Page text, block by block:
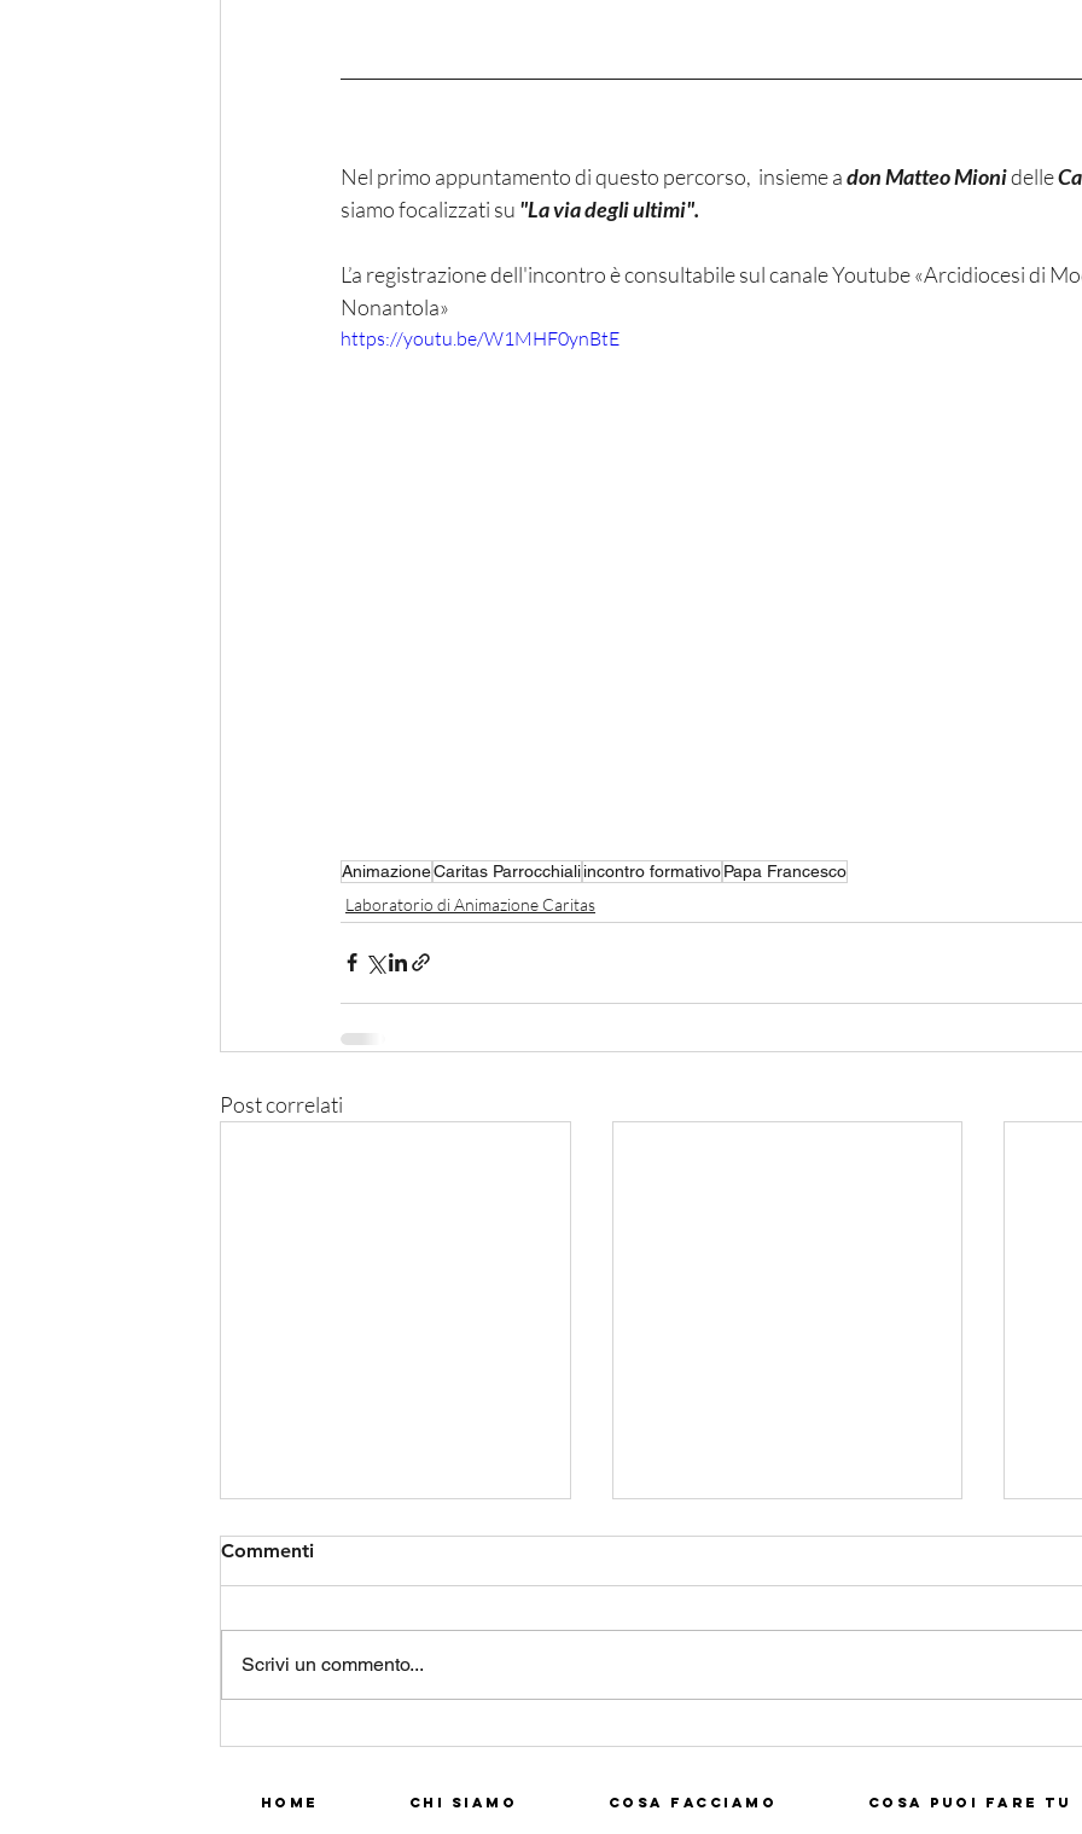
Nel primo appuntamento di questo percorso,  insieme a don Matteo Mioni delle
siamo focalizzati su "La via degli ultimi".
L’a registrazione dell'incontro è consultabile sul canale Youtube «Arcidiocesi di
Nonantola»
https://youtu.be/W1MHF0ynBtE
AnimazioneCaritas Parrocchialiincontro formativoPapa Francesco
Laboratorio di Animazione Caritas
Post correlati
Commenti
Scrivi un commento...
Home Chi Siamo Cosa Facciamo Cosa Puoi Fare Tu